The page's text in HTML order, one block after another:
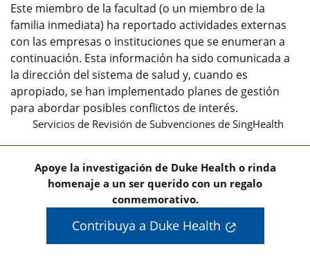
Este miembro de la facultad (o un miembro de la
familia inmediata) ha reportado actividades externas
con las empresas o instituciones que se enumeran a
continuación. Esta información ha sido comunicada a
la dirección del sistema de salud y, cuando es
apropiado, se han implementado planes de gestión
para abordar posibles conflictos de interés.
Servicios de Revisión de Subvenciones de SingHealth
Apoye la investigación de Duke Health o rinda
homenaje a un ser querido con un regalo
conmemorativo.
Contribuya a Duke Health